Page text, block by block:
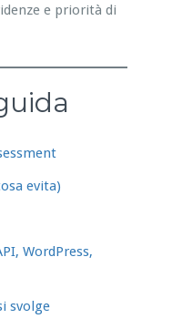
e priorità di
evita)
WordPress,
svolge